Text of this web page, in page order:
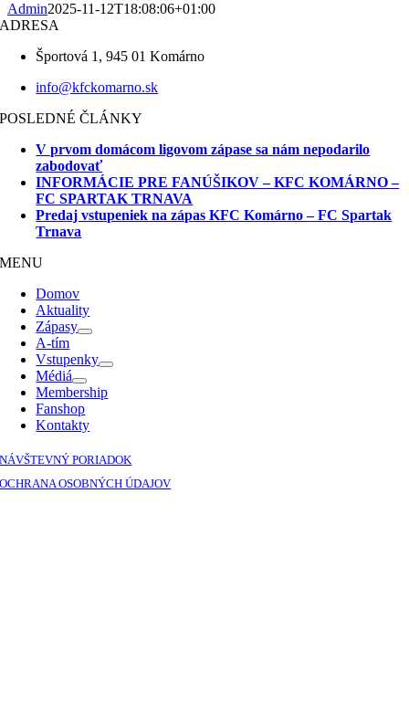
Admin2025-11-12T18:08:06+01:00
ADRESA
Športová 1, 945 01 Komárno
info@kfckomarno.sk
POSLEDNÉ ČLÁNKY
V prvom domácom ligovom zápase sa nám nepodarilo
zabodovať
INFORMÁCIE PRE FANÚŠIKOV – KFC KOMÁRNO –
FC SPARTAK TRNAVA
Predaj vstupeniek na zápas KFC Komárno – FC Spartak
Trnava
MENU
Domov
Aktuality
Zápasy
A-tím
Vstupenky
Médiá
Membership
Fanshop
Kontakty
NÁVŠTEVNÝ PORIADOK
OCHRANA OSOBNÝCH ÚDAJOV